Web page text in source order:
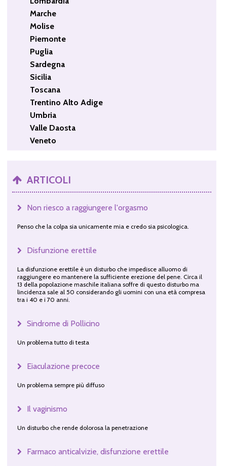
Marche
Molise
Piemonte
Puglia
Sardegna
Sicilia
Toscana
Trentino Alto Adige
Umbria
Valle Daosta
Veneto
ARTICOLI
Non riesco a raggiungere l'orgasmo
Penso che la colpa sia unicamente mia e credo sia psicologica.
Disfunzione erettile
La disfunzione erettile è un disturbo che impedisce alluomo di
raggiungere eo mantenere la sufficiente erezione del pene. Circa il
13 della popolazione maschile italiana soffre di questo disturbo ma
lincidenza sale al 50 considerando gli uomini con una età compresa
tra i 40 e i 70 anni.
Sindrome di Pollicino
Un problema tutto di testa
Eiaculazione precoce
Un problema sempre più diffuso
Il vaginismo
Un disturbo che rende dolorosa la penetrazione
Farmaco anticalvizie, disfunzione erettile